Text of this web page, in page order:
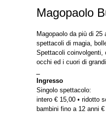
Magopaolo
Magopaolo da più di
spettacoli di magia,
Spettacoli coinvolgenti,
occhi ed i cuori di
Ingresso
Singolo spettacolo:
intero € 15,00 • ridotto
bambini fino a 12 anni